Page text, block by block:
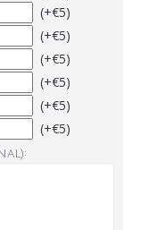
(+€5)
(+€5)
(+€5)
(+€5)
(+€5)
(+€5)